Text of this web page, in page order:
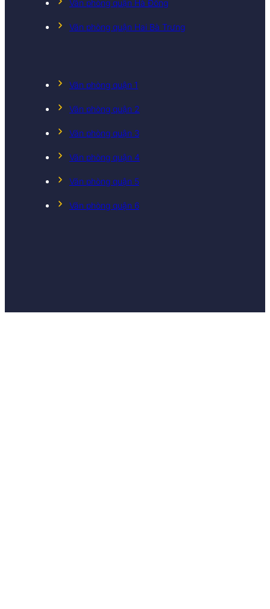
Văn phòng quận Hà Đông
Văn phòng quận Hai Bà Trưng
Văn phòng quận 1
Văn phòng quận 2
Văn phòng quận 3
Văn phòng quận 4
Văn phòng quận 5
Văn phòng quận 6